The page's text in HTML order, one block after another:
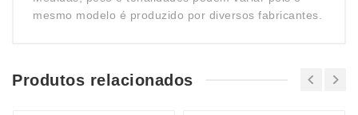
mesmo modelo é produzido por diversos fabricantes.
Produtos relacionados